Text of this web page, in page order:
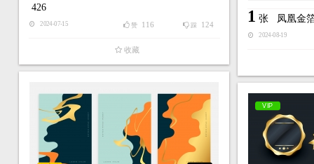
1 张 凤凰金
2024-08-19
426
2024-07-15 踩 124
赞 116
收藏
VIP